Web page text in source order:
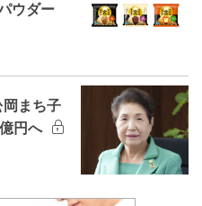
ウダー
まち子
円へ